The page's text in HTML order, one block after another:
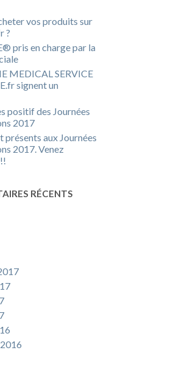
vos produits sur
?
pris en charge par la
MEDICAL SERVICE
signent un
positif des Journées
2017
présents aux Journées
2017. Venez
RÉCENTS